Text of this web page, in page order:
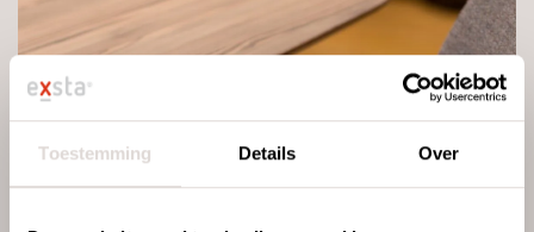
Toestemming Details Over